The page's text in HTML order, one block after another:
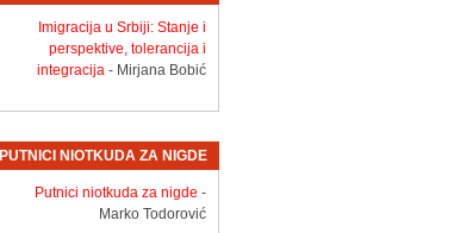
Imigracija u Srbiji: Stanje i
perspektive, tolerancija i
integracija - Mirjana Bobić
PUTNICI NIOTKUDA ZA NIGDE
Putnici niotkuda za nigde -
Marko Todorović